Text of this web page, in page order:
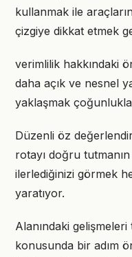
kullanmak ile
çizgiye dikkat etmek
verimlilik hakkındaki
daha açık ve nesnel
yaklaşmak
Düzenli öz
rotayı doğru
ilerlediğinizi görmek
yaratıyor.
Alanındaki
konusunda bir adım